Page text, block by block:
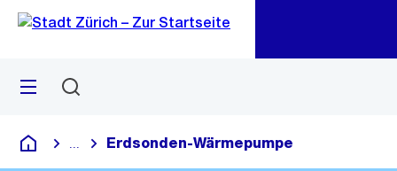
Navigation
Sprunglink
Menü
Deutsch
Blende alle Breadcrumbs ein
Erdsonden-Wärmepumpe